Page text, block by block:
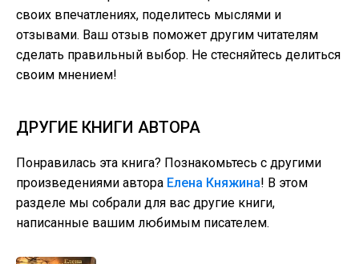
своих впечатлениях, поделитесь мыслями и
отзывами. Ваш отзыв поможет другим читателям
сделать правильный выбор. Не стесняйтесь делиться
своим мнением!
ДРУГИЕ КНИГИ АВТОРА
Понравилась эта книга? Познакомьтесь с другими
произведениями автора Елена Княжина! В этом
разделе мы собрали для вас другие книги,
написанные вашим любимым писателем.